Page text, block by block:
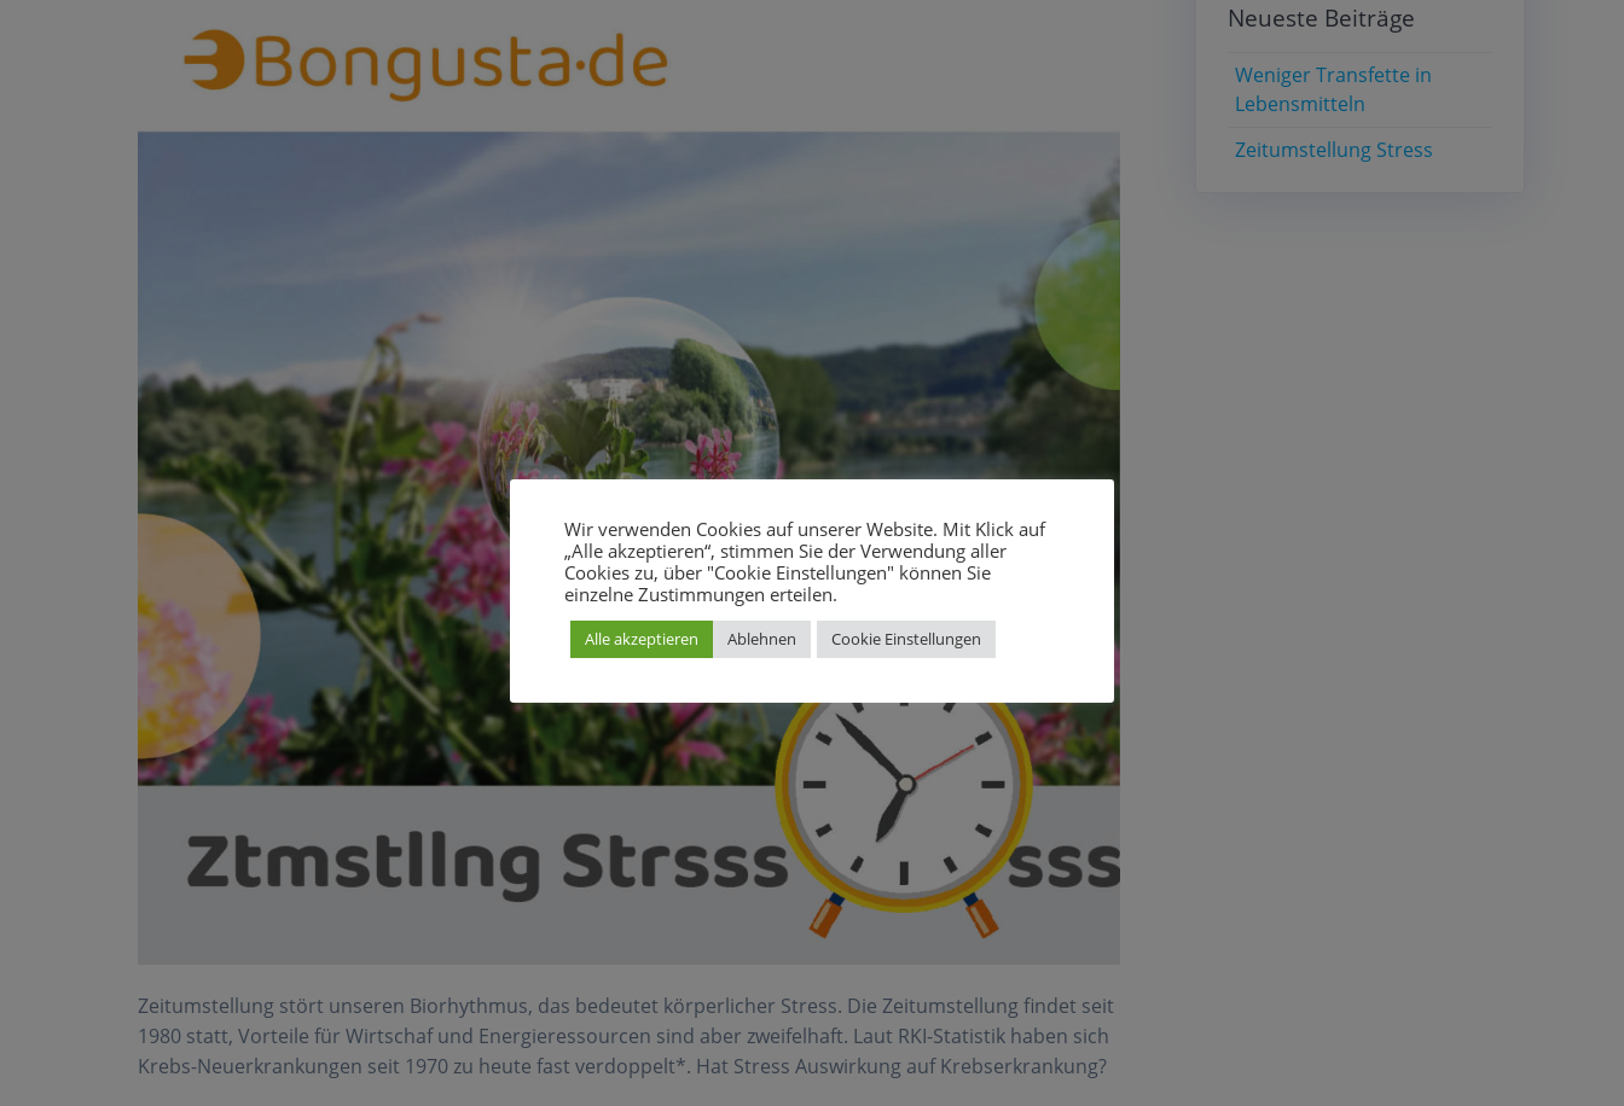
Zeitumstellung stört unseren Biorhythmus, das bedeutet körperlicher Stress. Die Zeitumstellung findet seit
1980 statt, Vorteile für Wirtschaf und Energieressourcen sind aber zweifelhaft. Laut RKI-Statistik haben sich
Krebs-Neuerkrankungen seit 1970 zu heute fast verdoppelt*. Hat Stress Auswirkung auf Krebserkrankung?
Neueste Beiträge
Weniger Transfette in
Lebensmitteln
Zeitumstellung Stress
Wir verwenden Cookies auf unserer Website. Mit Klick auf
„Alle akzeptieren“, stimmen Sie der Verwendung aller
Cookies zu, über "Cookie Einstellungen" können Sie
einzelne Zustimmungen erteilen.
Alle akzeptieren Ablehnen Cookie Einstellungen